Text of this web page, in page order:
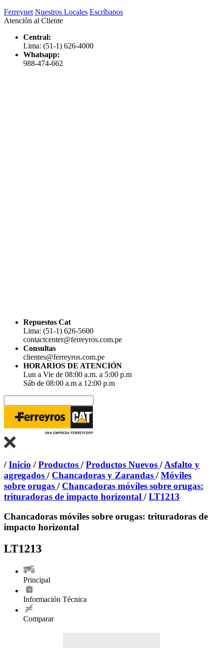
Ferreynet Nuestros Locales Escríbanos
Atención al Cliente
Central:
Lima: (51-1) 626-4000
Whatsapp:
988-474-662
Repuestos Cat
Lima: (51-1) 626-5600
contactcenter@ferreyros.com.pe
Consultas
clientes@ferreyros.com.pe
HORARIOS DE ATENCIÓN
Lun a Vie de 08:00 a.m. a 5:00 p.m
Sáb de 08:00 a.m a 12:00 p.m
/Inicio /Productos /Productos Nuevos /Asfalto y
agregados / Chancadoras y Zarandas /Móviles
sobre orugas / Chancadoras móviles sobre orugas:
trituradoras de impacto horizontal /LT1213
Chancadoras móviles sobre orugas: trituradoras de
impacto horizontal
LT1213
Principal
Información Técnica
Comparar